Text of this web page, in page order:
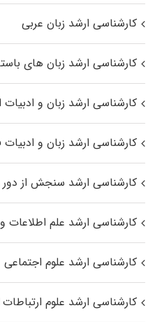
کارشناسی ارشد زبان عربی
کارشناسی ارشد زبان‌ های
کارشناسی ارشد زبان و ادبیات
کارشناسی ارشد زبان و
کارشناسی ارشد سنجش از
کارشناسی ارشد علم
کارشناسی ارشد علوم اجتماعی
کارشناسی ارشد علوم